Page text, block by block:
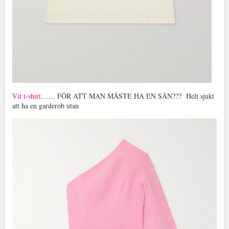
Vit t-shirt…… FÖR ATT MAN MÅSTE HA EN SÅN??? Helt sjukt
att ha en garderob utan